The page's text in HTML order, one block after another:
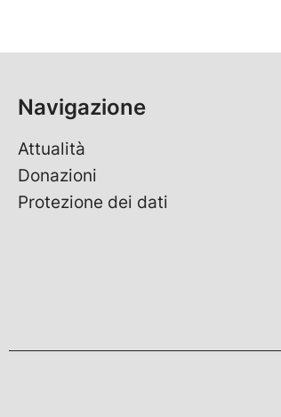
Navigazione
Attualità
Donazioni
Protezione dei dati